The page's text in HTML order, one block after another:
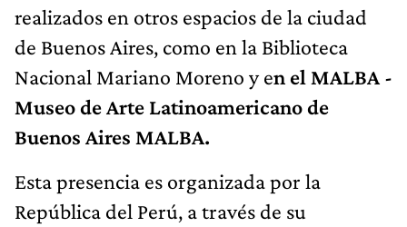
realizados en otros espacios de la ciudad
de Buenos Aires, como en la Biblioteca
Nacional Mariano Moreno y en el MALBA -
Museo de Arte Latinoamericano de
Buenos Aires MALBA.
Esta presencia es organizada por la
República del Perú, a través de su